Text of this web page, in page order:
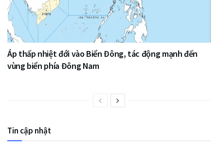
Áp thấp nhiệt đới vào Biển Đông, tác động mạnh đến
vùng biển phía Đông Nam
Tin cập nhật